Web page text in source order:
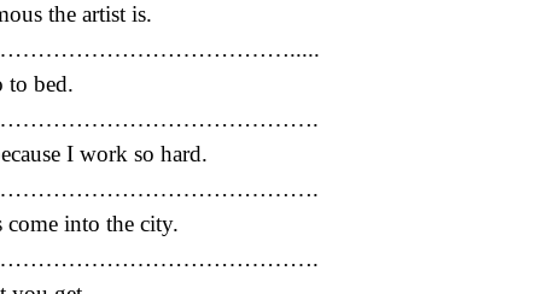
the artist is.
to bed.
I work so hard.
come into the city.